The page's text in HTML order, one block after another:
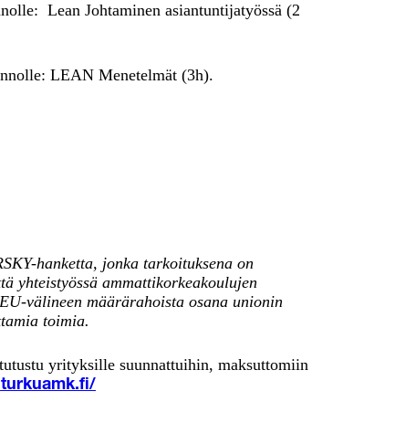
Lean Johtaminen asiantuntijatyössä (2
LEAN Menetelmät (3h).
hanketta, jonka tarkoituksena on
yhteistyössä ammattikorkeakoulujen
välineen määrärahoista osana unionin
toimia.
yrityksille suunnattuihin, maksuttomiin